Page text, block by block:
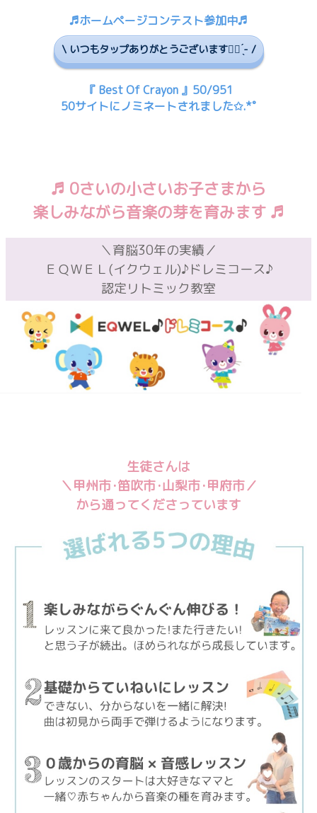
♬ホームページコンテスト参加中♬
\ いつもタップありがとうございます☝🏻 ̖́- /
『 Best Of Crayon 』50/951
50サイトにノミネートされました✩.*˚
♬ 0さいの小さいお子さまから
楽しみながら音楽の芽を育みます ♬
＼育脳30年の実績／
ＥＱＷＥＬ(イクウェル)♪ドレミコース♪
認定リトミック教室
生徒さんは
＼甲州市･笛吹市･山梨市･甲府市／
から通ってくださっています